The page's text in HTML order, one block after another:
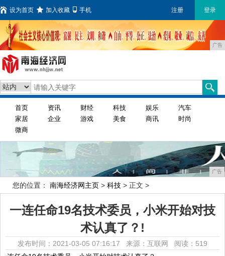
设为首页 加入收藏 手机 注册 登录
广告
首页 资讯 财经 科技 娱乐
汽车
家居
企业 游戏 美食 商讯
时尚
微商
广告
您的位置： 南海经济网主页 > 科技 > 正文 >
一连任命19名技术委员，小米开始对技
术认真了？!
发布时间：2021-03-05 07:16:17 来源：互联网 阅读：519